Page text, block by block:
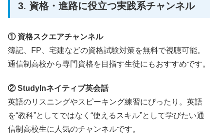
3. 資格・進路に役立つ実践系チャンネル
① 資格スクエアチャンネル
簿記、FP、宅建などの資格試験対策を無料で視聴可能。
通信制高校から専門資格を目指す生徒にもおすすめです。
② StudyInネイティブ英会話
英語のリスニングやスピーキング練習にぴったり。英語
を“教科”としてではなく“使えるスキル”として学びたい通
信制高校生に人気のチャンネルです。